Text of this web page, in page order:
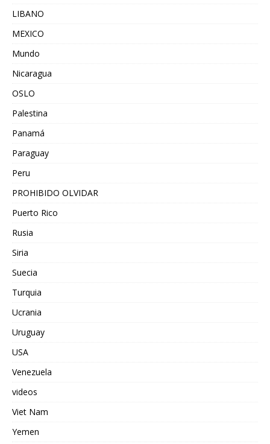
LIBANO
MEXICO
Mundo
Nicaragua
OSLO
Palestina
Panamá
Paraguay
Peru
PROHIBIDO OLVIDAR
Puerto Rico
Rusia
Siria
Suecia
Turquia
Ucrania
Uruguay
USA
Venezuela
videos
Viet Nam
Yemen